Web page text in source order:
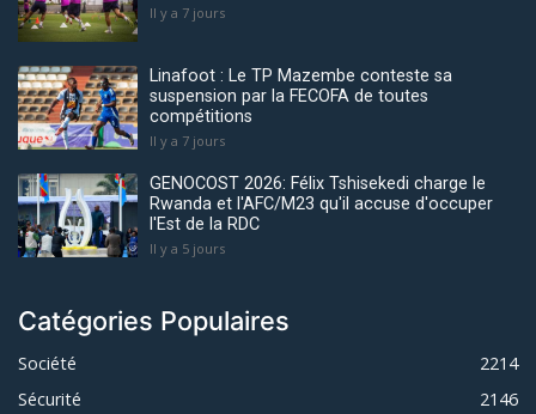
Il y a 7 jours
Linafoot : Le TP Mazembe conteste sa
suspension par la FECOFA de toutes
compétitions
Il y a 7 jours
GENOCOST 2026: Félix Tshisekedi charge le
Rwanda et l'AFC/M23 qu'il accuse d'occuper
l'Est de la RDC
Il y a 5 jours
Catégories Populaires
Société
2214
Sécurité
2146